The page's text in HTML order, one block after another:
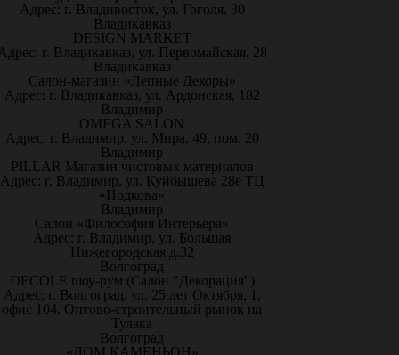
Адрес: г. Владивосток, ул. Гоголя, 30
Владикавказ
DESIGN MARKET
г. Владикавказ, ул. Первомайская, 28
Владикавказ
Салон-магазин «Лепные Декоры»
Адрес: г. Владикавказ, ул. Ардонская, 182
Владимир
OMEGA SALON
Адрес: г. Владимир, ул. Мира, 49, пом. 20
Владимир
PILLAR Магазин чистовых материалов
Адрес: г. Владимир, ул. Куйбышева 28е ТЦ
«Подкова»
Владимир
Салон «Философия Интерьера»
Адрес: г. Владимир, ул. Большая
Нижегородская д.32
Волгоград
DECOLE шоу-рум (Салон "Декорация")
Адрес: г. Волгоград, ул. 25 лет Октября, 1,
офис 104. Оптово-строительный рынок на
Тулака
Волгоград
«ДОМ КАМЕНЬОН»